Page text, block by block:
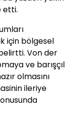
etti.
için bölgesel
Von der
ve barışçıl
olmasını
ileriye